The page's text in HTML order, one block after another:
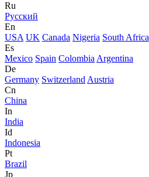
Ru
Русский
En
USA UK Canada Nigeria South Africa
Es
Mexico Spain Colombia Argentina
De
Germany Switzerland Austria
Cn
China
In
India
Id
Indonesia
Pt
Brazil
Jp